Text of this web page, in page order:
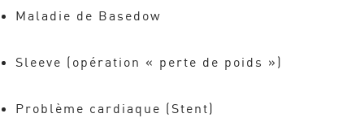
Maladie de Basedow
Sleeve (opération « perte de poids »)
Problème cardiaque (Stent)